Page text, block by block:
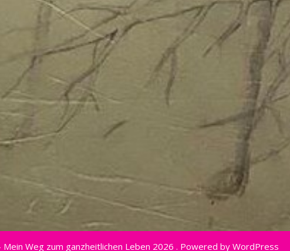
Mein Weg zum ganzheitlichen Leben 2026 . Powered by WordPress